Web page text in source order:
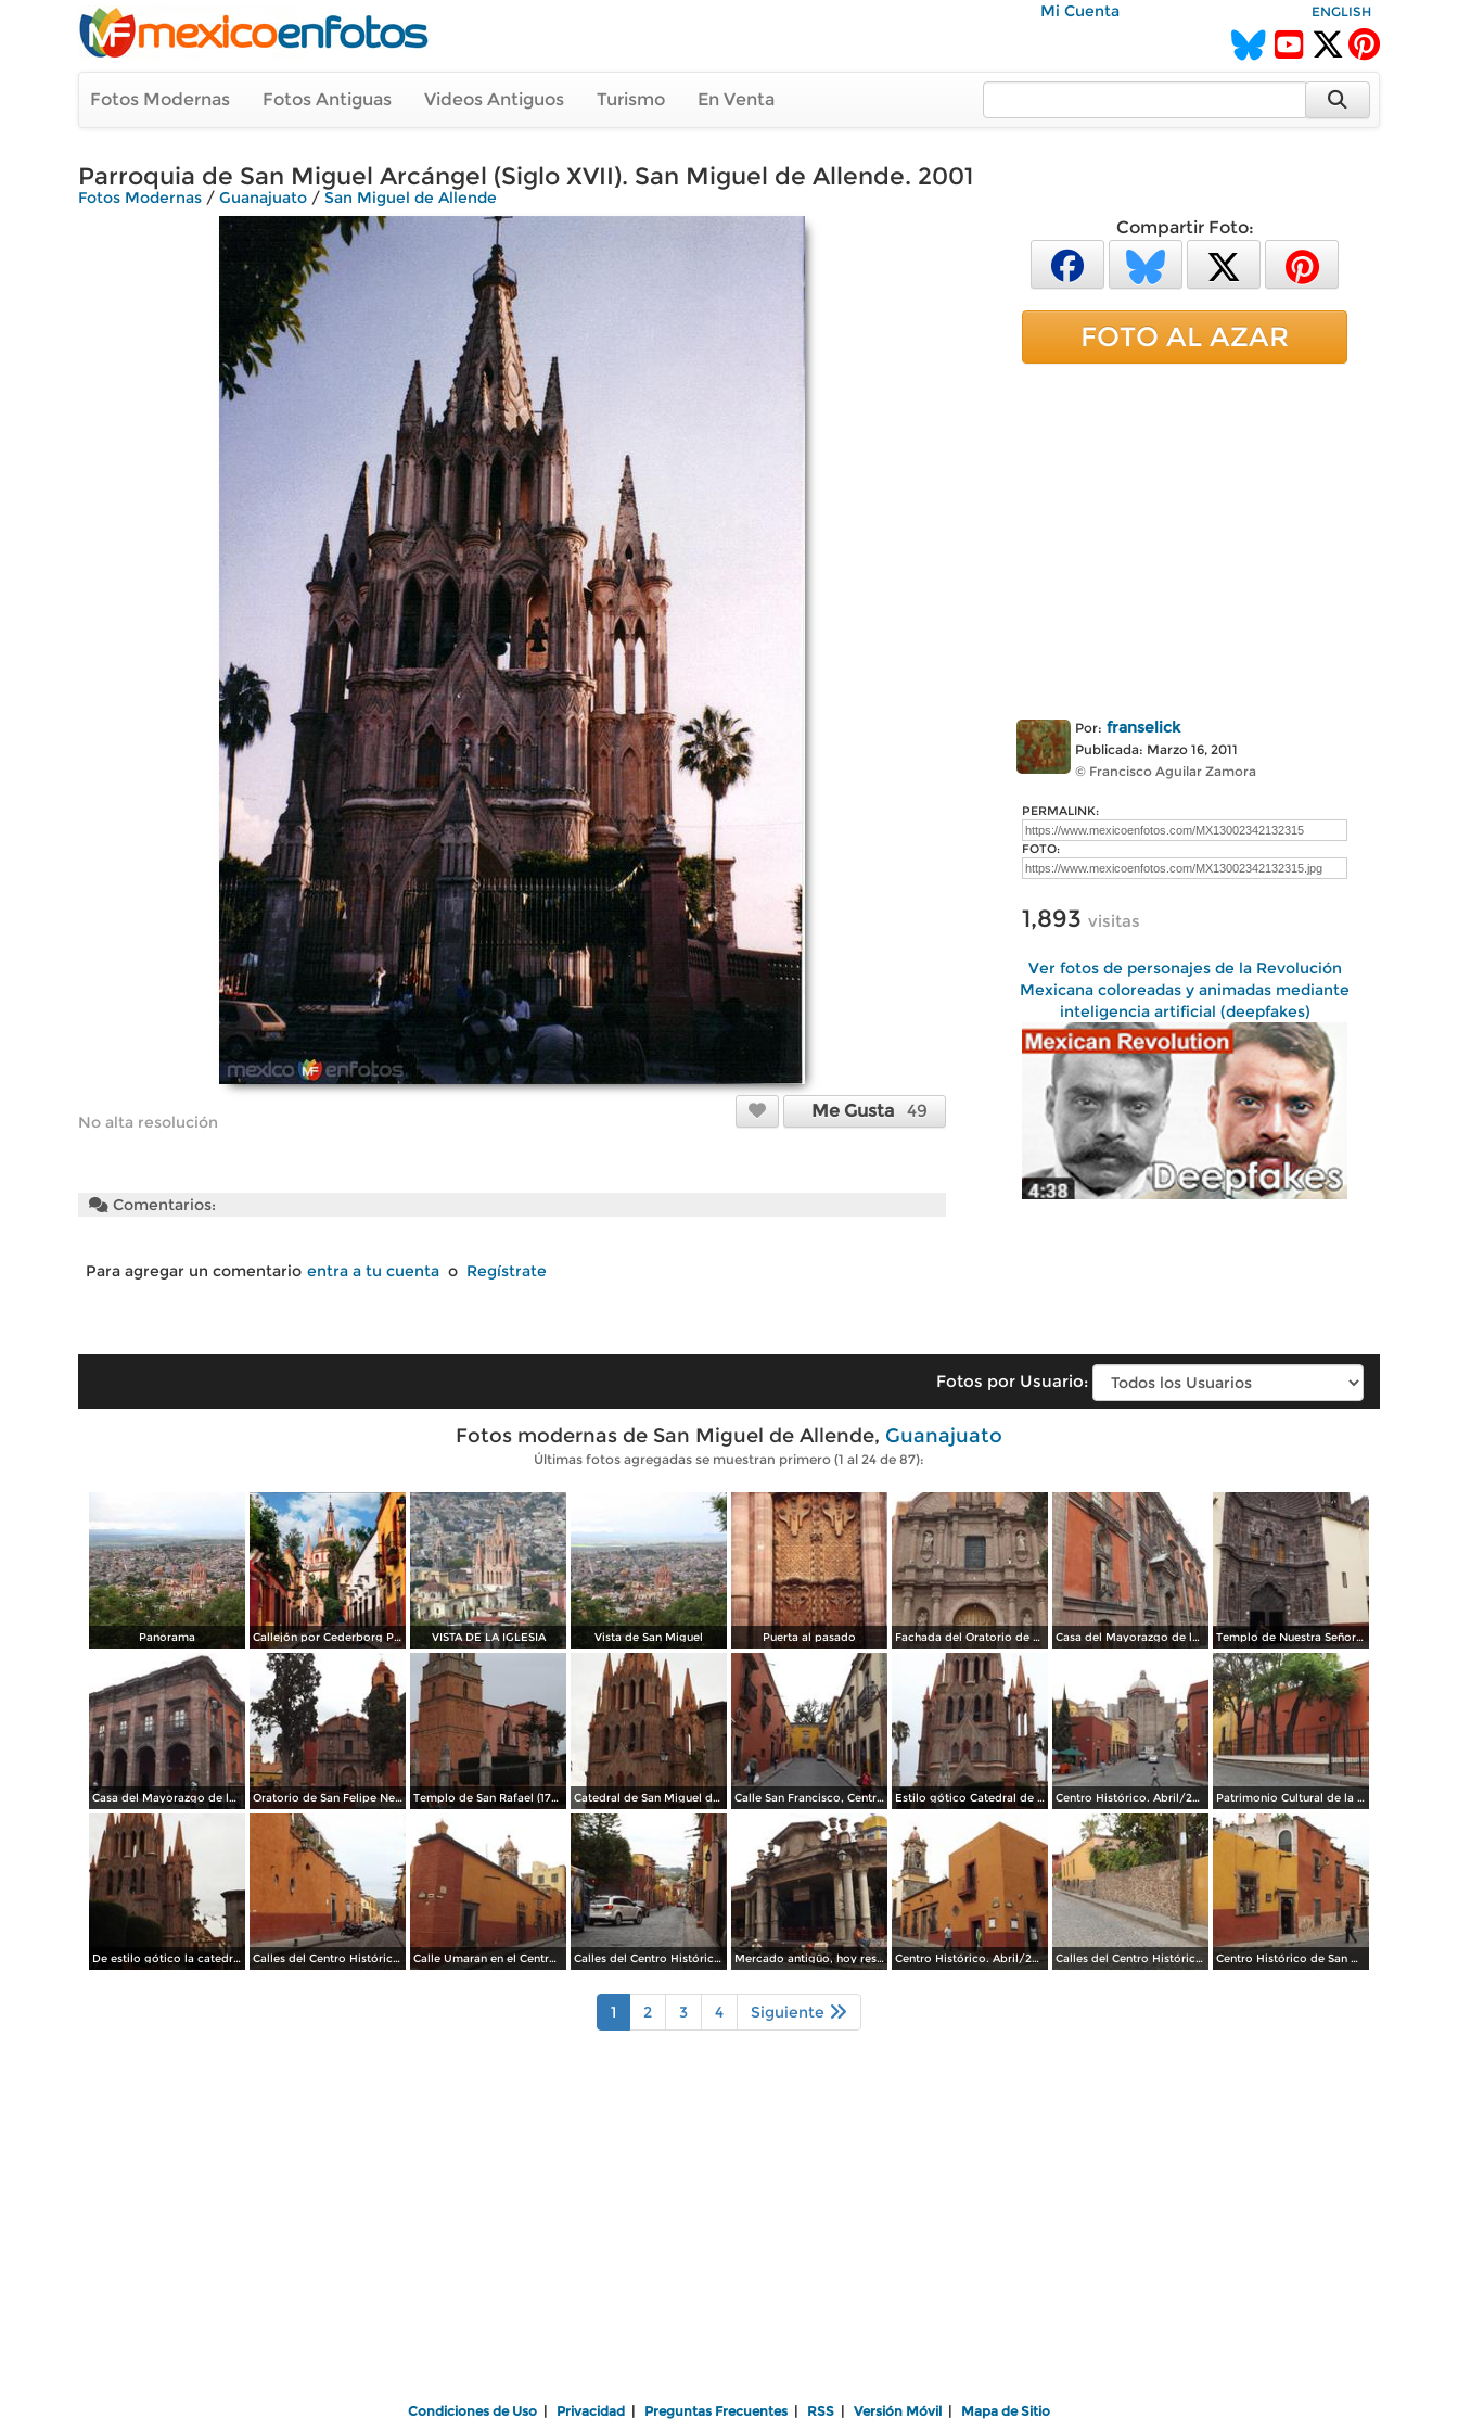
Mi Cuenta ENGLISH
Fotos Modernas Fotos Antiguas Videos Antiguos Turismo En Venta
Parroquia de San Miguel Arcángel (Siglo XVII). San Miguel de Allende. 2001
Fotos Modernas / Guanajuato / San Miguel de Allende
No alta resolución
Me Gusta 49
Comentarios:
Para agregar un comentario entra a tu cuenta o Regístrate
Compartir Foto:
FOTO AL AZAR
Por: franselick
Publicada: Marzo 16, 2011
© Francisco Aguilar Zamora
PERMALINK:
FOTO:
1,893 visitas
Ver fotos de personajes de la Revolución
Mexicana coloreadas y animadas mediante
inteligencia artificial (deepfakes)
Fotos por Usuario:
Fotos modernas de San Miguel de Allende, Guanajuato
Últimas fotos agregadas se muestran primero (1 al 24 de 87):
Panorama Callejón por Cederborg Photography VISTA DE LA IGLESIA Vista de San Miguel Puerta al pasado Fachada del Oratorio de San Felipe Neri (1712). Abril/2014 Casa del Mayorazgo de la Canal, 1800. Abril/2014 Templo de Nuestra Señora de la Salud (1735). Abril/2014
Casa del Mayorazgo de la Canal (1800). Abril/2014 Oratorio de San Felipe Neri (1712). Abril/2014 Templo de San Rafael (1742). Abril/2014 Catedral de San Miguel de estilo gótico. Abril/2014 Calle San Francisco, Centro Histórico. Abril/2014 Estilo gótico Catedral de San Miguel. Abril/2014 Centro Histórico. Abril/2014 Patrimonio Cultural de la Humanidad. Abril/2014
De estilo gótico la catedral de San miguel. Abril/2014 Calles del Centro Histórico. Abril/2014 Calle Umaran en el Centro Histórico. Abril/2014 Calles del Centro Histórico. Abril/2014 Mercado antigüo, hoy restaurantes típicos. Abril/2014 Centro Histórico. Abril/2014 Calles del Centro Histórico. Abril/2014 Centro Histórico de San Miguel de Allende. Abril/2014
1 2 3 4 Siguiente
Condiciones de Uso Privacidad Preguntas Frecuentes RSS Versión Móvil Mapa de Sitio